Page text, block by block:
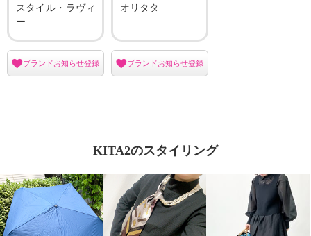
スタイル・ラヴィ
ー
ブランドお知らせ登録
オリタタ
ブランドお知らせ登録
KITA2のスタイリング